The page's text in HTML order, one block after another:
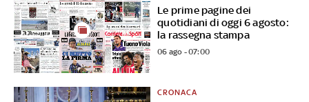
Le prime pagine dei
quotidiani di oggi 6 agosto:
la rassegna stampa
06 ago - 07:00
CRONACA